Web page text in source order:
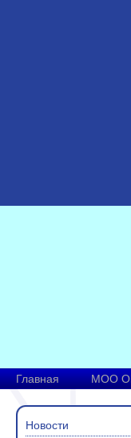
Главная МОО
Новости